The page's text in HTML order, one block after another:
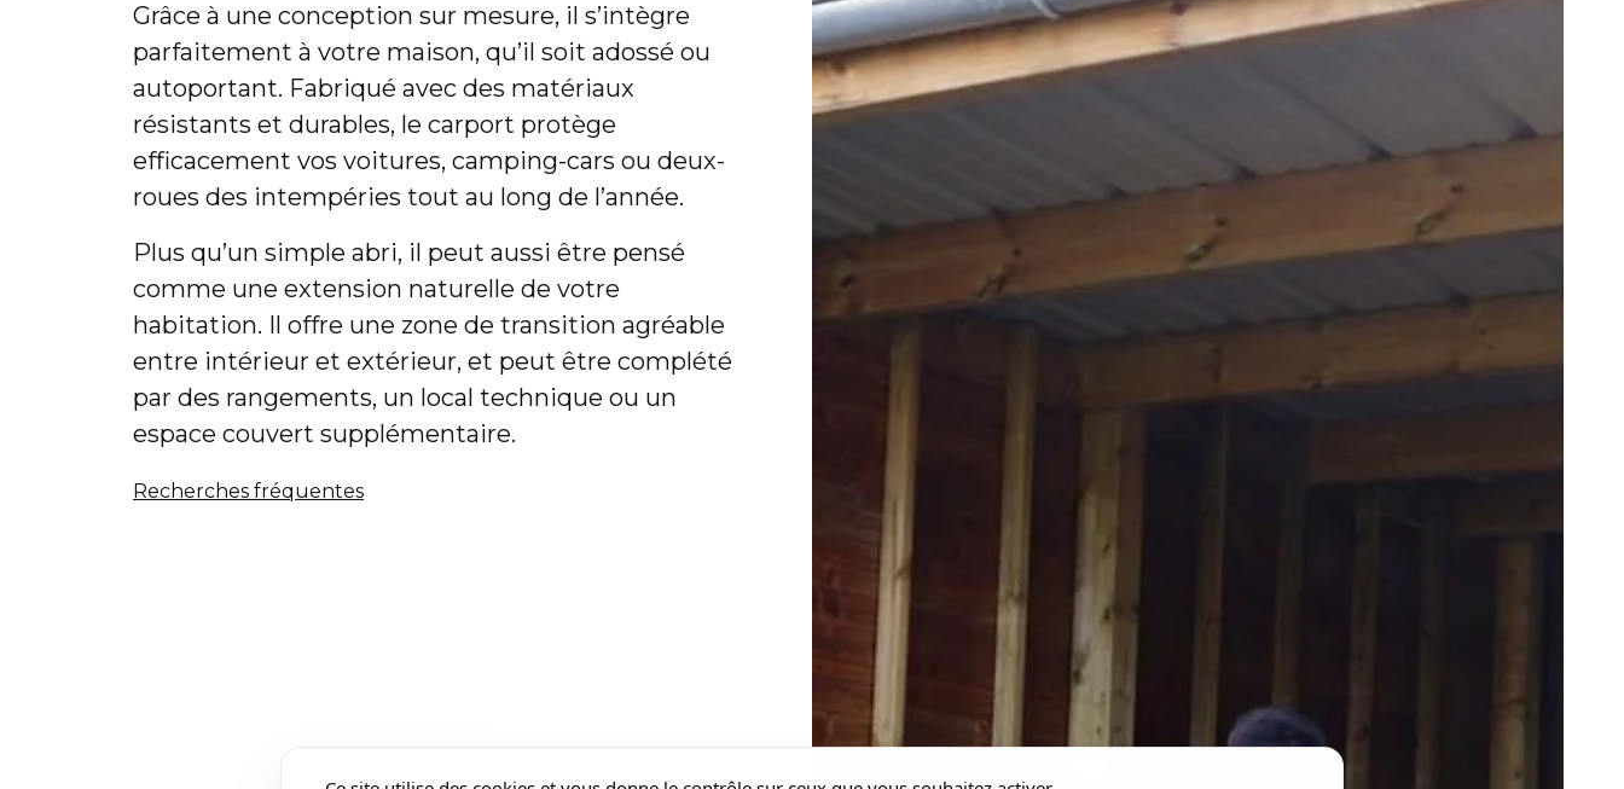
Grâce à une conception sur mesure, il s’intègre
parfaitement à votre maison, qu’il soit adossé ou
autoportant. Fabriqué avec des matériaux
résistants et durables, le carport protège
efficacement vos voitures, camping-cars ou deux-
roues des intempéries tout au long de l’année.
Plus qu’un simple abri, il peut aussi être pensé
comme une extension naturelle de votre
habitation. Il offre une zone de transition agréable
entre intérieur et extérieur, et peut être complété
par des rangements, un local technique ou un
espace couvert supplémentaire.
Recherches fréquentes